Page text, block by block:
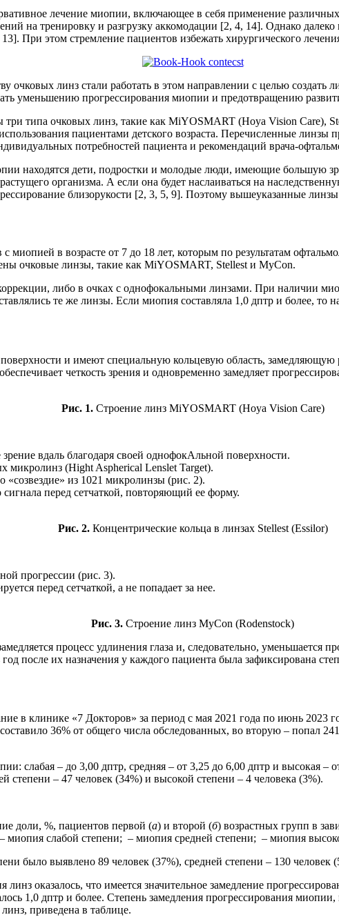
лечение миопии, включающее в себя применение
на тренировку и разгрузку аккомодации [2, 4, 14]. Однако далеко
При этом стремление пациентов избежать хирургического
очковых линз стали работать в этом направлении с целью создать
уменьшению прогрессирования миопии и предотвращению
типа очковых линз, такие как MiYOSMART (Hoya Vision Care),
пациентами детского возраста. Перечисленные
потребностей пациента и рекомендаций врача-
находятся дети, подростки и молодые люди, имеющие большую
организма. А если она будет наслаиваться на
близорукости [2, 3, 5, 9]. Поэтому вышеуказанные
миопией в возрасте от 7 до 18 лет, которым по результатам
очковые линзы, такие как MiYOSMART, Stellest и MyCon.
либо в очках с однофокальными линзами. При наличии
те же линзы. Если мио­пия составляла 1,0 дптр и более,
и имеют специальную кольцевую область, замедляющую
четкость зрения и одновременно замед­ляет
Рис. 1. Строение линз MiYOSMART (Hoya Vision Care)
вдаль благодаря своей однофокАльной поверхности.
микролинз (Hight Aspherical Lenslet Target).
«созвездие» из 1021 микролинзы (рис. 2).
перед сетчаткой, повторяющий ее форму.
Рис. 2.Концентрические кольца в линзах Stellest (Essilor)
прогрессии (рис. 3).
перед сетчаткой, а не попадает за нее.
Рис. 3. Строение линз MyCon (Rodenstock)
процесс удлинения глаза и, следовательно,
после их назначения у каждого пациента была зафиксирована
в клинике «7 Докторов» за период с мая 2021 года по июнь 2023
36% от общего числа обследованных, во вторую – попал
слабая – до 3,00 дптр, средняя – от 3,25 до 6,00 дптр и высокая
степени – 47 человек (34%) и высокой степени – 4 человека (3%).
доли, %, пациентов первой (а) и второй (б) возрастных групп в
– миопия слабой степени; – миопия средней степени; – миопия
было выявлено 89 человек (37%), средней степени – 130 человек
линз оказалось, что имеется значительное замедление
1,0 дптр и более. Степень замедления прогрессирования
приведена в таблице.